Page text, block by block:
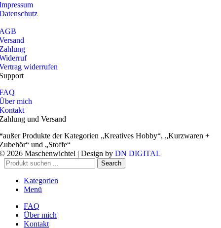
widerrufen
mich
und Versand
Produkte der Kategorien „Kreatives Hobby“, „Kurzwaren +
und „Stoffe“
2026 Maschenwichtel | Design by DN DIGITAL
Search
Kategorien
Menü
FAQ
Über mich
Kontakt